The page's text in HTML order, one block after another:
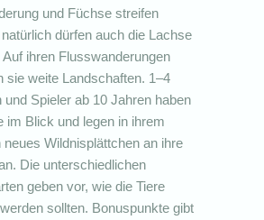
und Füchse streifen
dürfen auch die Lachse
Auf ihren Flusswanderungen
sie weite Landschaften. 1–4
und Spieler ab 10 Jahren haben
im Blick und legen in ihrem
neues Wildnisplättchen an ihre
Die unterschiedlichen
geben vor, wie die Tiere
sollten. Bonuspunkte gibt